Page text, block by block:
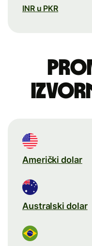
INR u PKR
Američki dolar
Australski dolar